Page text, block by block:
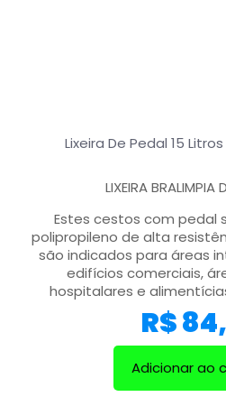
Lixeira De Pedal 15
LIXEIRA BRALIMPIA
Estes cestos com pedal
polipropileno de alta
são indicados para áreas
edifícios comerciais,
hospitalares e
R$
Adicionar ao